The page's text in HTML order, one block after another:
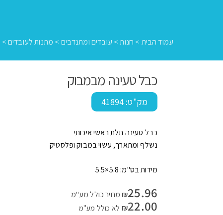
עמוד הבית > חנות> עובדים ומתנדבים > מתנות לעובדים>
חנות>עובדים ומתנדבים>מתנות לעובדים
כבל טעינה מבמבוק
מק"ט: 41894
כבל טעינה תלת ראשי איכותי
נשלף ומתארך, עשוי במבוק ופלסטיק
מידות בס"מ: 5.8×5.5
₪25.96
מחיר כולל מע"מ
₪22.00 לא כולל מע"מ